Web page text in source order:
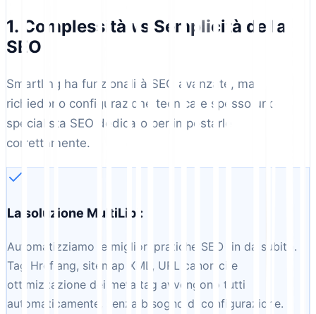
1. Complessità vs Semplicità della
SEO
Smartling ha funzionalità SEO avanzate, ma
richiedono configurazione tecnica e spesso uno
specialista SEO dedicato per impostarle
correttamente.
La soluzione MultiLipi:
Automatizziamo le migliori pratiche SEO fin da subito.
Tag Hreflang, sitemap XML, URL canonici e
ottimizzazione dei meta tag avvengono tutti
automaticamente, senza bisogno di configurazione.